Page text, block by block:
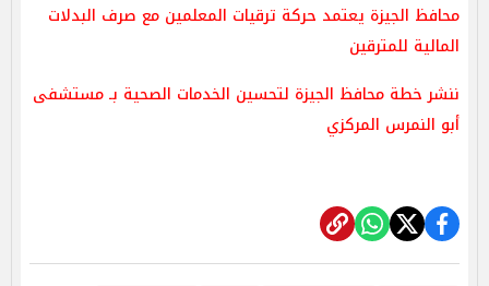
محافظ الجيزة يعتمد حركة ترقيات المعلمين مع صرف البدلات
المالية للمترقين
ننشر خطة محافظ الجيزة لتحسين الخدمات الصحية بـ مستشفى
أبو النمرس المركزي